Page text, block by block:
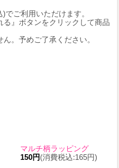
でご利用いただけます。
る』ボタンをクリックして商品
。予めご了承ください。
マルチ柄ラッピング
150円(消費税込:165円)